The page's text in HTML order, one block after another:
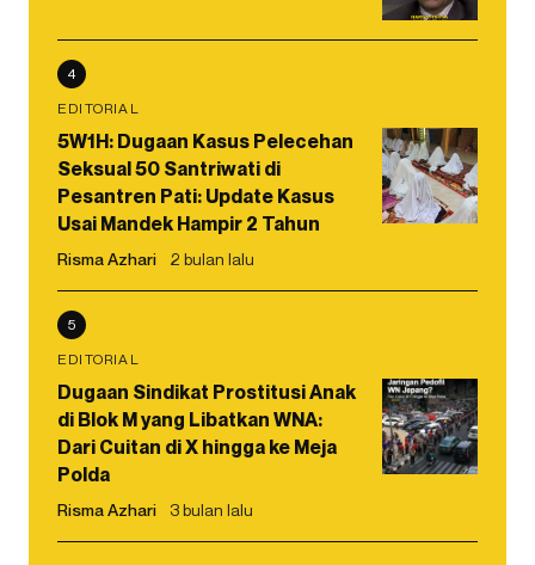
4
EDITORIAL
5W1H: Dugaan Kasus Pelecehan
Seksual 50 Santriwati di
Pesantren Pati: Update Kasus
Usai Mandek Hampir 2 Tahun
Risma Azhari 2 bulan lalu
5
EDITORIAL
Dugaan Sindikat Prostitusi Anak
di Blok M yang Libatkan WNA:
Dari Cuitan di X hingga ke Meja
Polda
Risma Azhari 3 bulan lalu